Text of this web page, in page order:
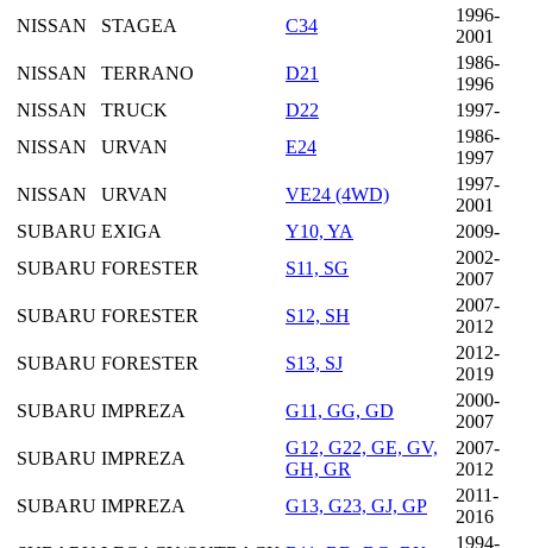
NISSAN
STAGEA C34
1996-
2001
NISSAN
TERRANO D21
1986-
1996
NISSAN
TRUCK D22
1997-
NISSAN
URVAN E24
1986-
1997
NISSAN
URVAN VE24 (4WD)
1997-
2001
SUBARU EXIGA Y10, YA
2009-
SUBARU FORESTER S11, SG
2002-
2007
SUBARU FORESTER S12, SH
2007-
2012
SUBARU FORESTER S13, SJ
2012-
2019
SUBARU IMPREZA G11, GG, GD
2000-
2007
SUBARU IMPREZA
G12, G22, GE, GV,
GH, GR
2007-
2012
SUBARU IMPREZA G13, G23, GJ, GP
2011-
2016
1994-